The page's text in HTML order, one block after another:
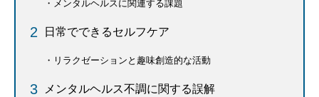
メンタルヘルスに関連する課題
日常でできるセルフケア
リラクゼーションと趣味創造的な活動
メンタルヘルス不調に関する誤解